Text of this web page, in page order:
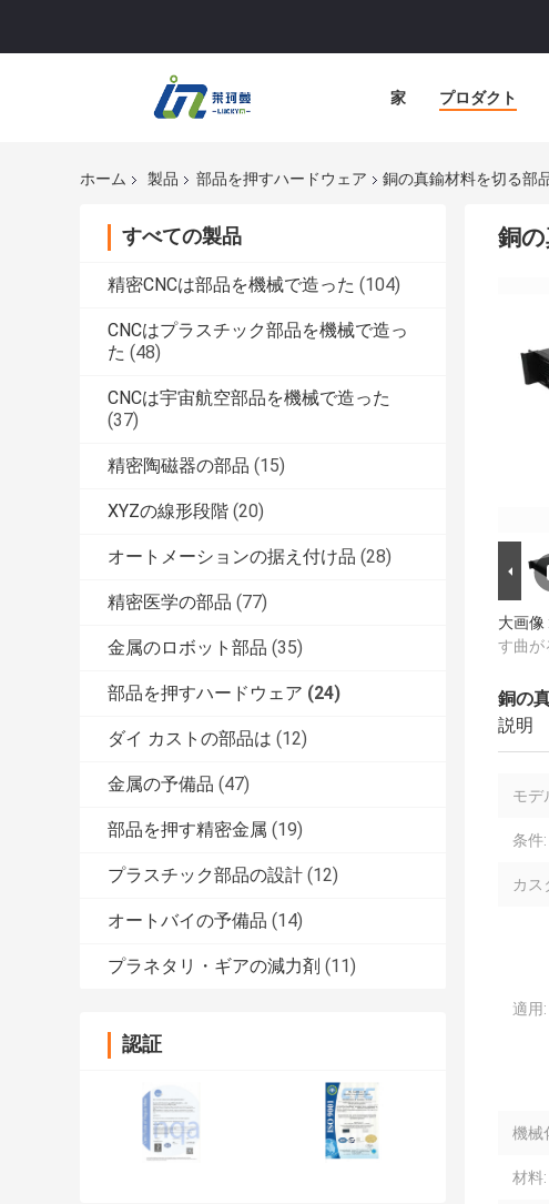
家 プロダクト
ホーム 製品 部品を押すハードウェア 銅の真鍮材料を切る部
すべての製品
精密CNCは部品を機械で造った (104)
CNCはプラスチック部品を機械で造っ
た (48)
CNCは宇宙航空部品を機械で造った
(37)
精密陶磁器の部品 (15)
XYZの線形段階 (20)
オートメーションの据え付け品 (28)
精密医学の部品 (77)
金属のロボット部品 (35)
部品を押すハードウェア (24)
ダイ カストの部品は (12)
金属の予備品 (47)
部品を押す精密金属 (19)
プラスチック部品の設計 (12)
オートバイの予備品 (14)
プラネタリ・ギアの減力剤 (11)
認証
銅
大画像 :
す曲が
銅の
説明
モデ
条件:
カス
適用:
機械
材料: